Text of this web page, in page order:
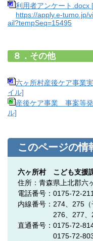
利用者アンケート.docx
https://apply.e-tumo.jp/
ail?tempSeq=15495
８．その他
六ヶ所村産後ケア事業
イル]
産後ケア事業 事案等
ル]
このページの情
六ヶ所村 こども支援
住所：青森県上北郡六
電話番号：0175-72-
内線番号：274、275
276、277、278
直通番号：0175-72-
0175-72-8035（